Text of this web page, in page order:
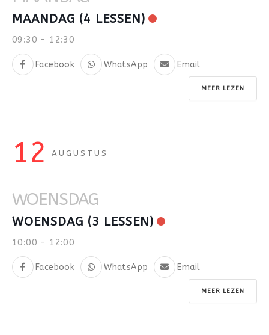
MAANDAG (4 LESSEN)
09:30 - 12:30
Facebook WhatsApp Email
MEER LEZEN
12 AUGUSTUS
WOENSDAG
WOENSDAG (3 LESSEN)
10:00 - 12:00
Facebook WhatsApp Email
MEER LEZEN